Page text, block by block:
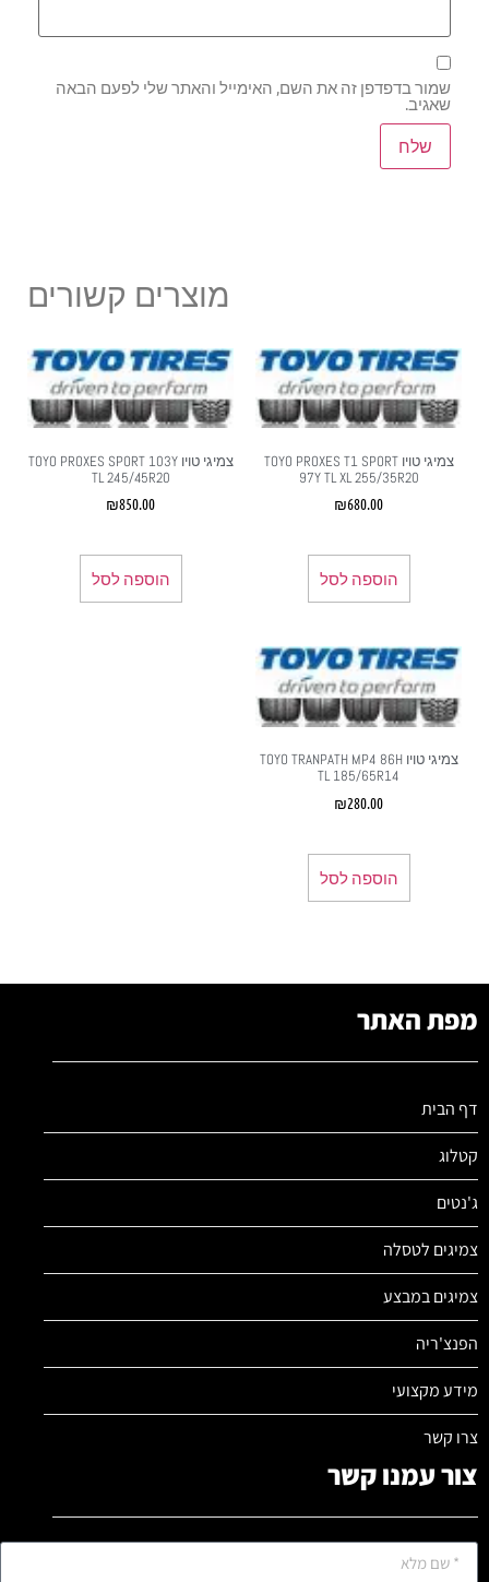
שמור בדפדפן זה את השם, האימייל והאתר שלי לפעם הבאה
שאגיב.
מוצרים קשורים
צמיגי טויו TOYO PROXES T1 SPORT
97Y TL XL 255/35R20
₪680.00
הוספה לסל
צמיגי טויו TOYO PROXES SPORT 103Y
TL 245/45R20
₪850.00
הוספה לסל
צמיגי טויו TOYO TRANPATH MP4 86H
TL 185/65R14
₪280.00
הוספה לסל
מפת האתר
דף הבית
קטלוג
ג'נטים
צמיגים לטסלה
צמיגים במבצע
הפנצ'ריה
מידע מקצועי
צרו קשר
צור עמנו קשר